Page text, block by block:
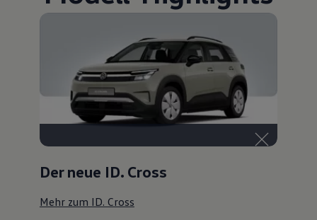
Der neue ID. Cross
Mehr zum ID. Cross